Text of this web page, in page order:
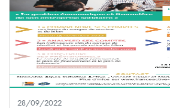
28/09/2022